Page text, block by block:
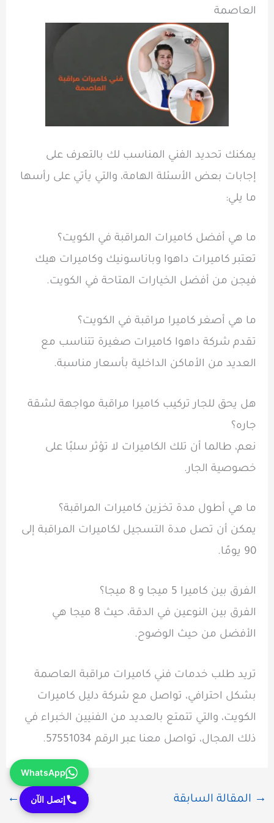
العاصمة
يمكنك تحديد الفني المناسب لك بالتعرف على
إجابات بعض الأسئلة الهامة، والتي يأتي على رأسها
ما يلي:
ما هي أفضل كاميرات المراقبة في الكويت؟
تعتبر كاميرات داهوا وباناسونيك وكاميرات هيك
فيجن من أفضل الخيارات المتاحة في الكويت.
ما هي أصغر كاميرا مراقبة في الكويت؟
تقدم شركة داهوا كاميرات صغيرة تتناسب مع
العديد من الأماكن الداخلية بأسعار مناسبة.
هل يحق للجار تركيب كاميرا مراقبة مواجهة لشقة
جاره؟
نعم، طالما أن تلك الكاميرات لا تؤثر سلبًا على
خصوصية الجار.
ما هي أطول مدة تخزين كاميرات المراقبة؟
يمكن أن تصل مدة التسجيل لكاميرات المراقبة إلى
90 يومًا.
الفرق بين كاميرا 5 ميجا و 8 ميجا؟
الفرق بين النوعين في الدقة، حيث 8 ميجا هي
الأفضل من حيث الوضوح.
تريد طلب خدمات فني كاميرات مراقبة العاصمة
بشكل احترافي، تواصل مع شركة دليل كاميرات
الكويت، والتي تتمتع بالعديد من الفنيين الخبراء في
ذلك المجال، تواصل معنا عبر الرقم 57551034.
→ المقالة السابقة المقالة التالية←
WhatsApp
إتصل الآن